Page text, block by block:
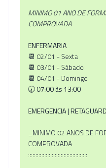
MINIMO 01 ANO DE
COMPROVADA
ENFERMARIA
📆 02/01 - Sexta
📆 03/01 - Sábado
📆 04/01 - Domingo
🕢07:00 às 13:00
EMERGENCIA |
_MINIMO 02 ANOS DE
COMPROVADA
:::::::::::::::::::::::::::::::::::::::::